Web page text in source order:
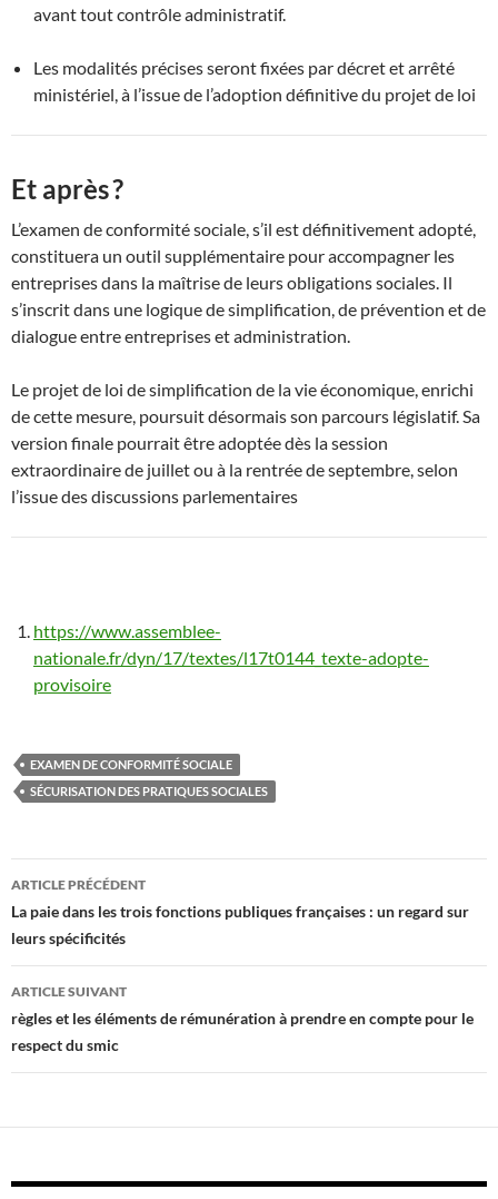
avant tout contrôle administratif.
Les modalités précises seront fixées par décret et arrêté
ministériel, à l’issue de l’adoption définitive du projet de loi
Et après ?
L’examen de conformité sociale, s’il est définitivement adopté,
constituera un outil supplémentaire pour accompagner les
entreprises dans la maîtrise de leurs obligations sociales. Il
s’inscrit dans une logique de simplification, de prévention et de
dialogue entre entreprises et administration.
Le projet de loi de simplification de la vie économique, enrichi
de cette mesure, poursuit désormais son parcours législatif. Sa
version finale pourrait être adoptée dès la session
extraordinaire de juillet ou à la rentrée de septembre, selon
l’issue des discussions parlementaires
https://www.assemblee-
nationale.fr/dyn/17/textes/l17t0144_texte-adopte-
provisoire
EXAMEN DE CONFORMITÉ SOCIALE
SÉCURISATION DES PRATIQUES SOCIALES
Navigation
des
articles
ARTICLE PRÉCÉDENT
La paie dans les trois fonctions publiques françaises : un regard sur
leurs spécificités
ARTICLE SUIVANT
règles et les éléments de rémunération à prendre en compte pour le
respect du smic